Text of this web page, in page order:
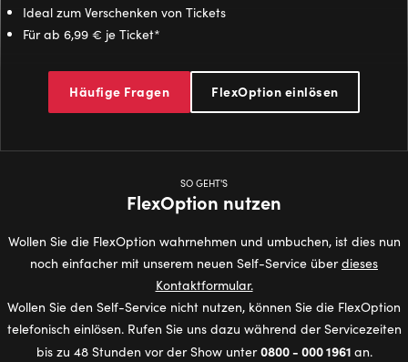
Ideal zum Verschenken von Tickets
Für ab 6,99 € je Ticket*
Häufige Fragen FlexOption einlösen
SO GEHT'S
FlexOption nutzen
Wollen Sie die FlexOption wahrnehmen und umbuchen, ist dies nun
noch einfacher mit unserem neuen Self-Service überdieses
Kontaktformular.
Wollen Sie den Self-Service nicht nutzen, können Sie die FlexOption
telefonisch einlösen. Rufen Sie uns dazu während der Servicezeiten
bis zu 48 Stunden vor der Show unter0800 - 000 1961 an.